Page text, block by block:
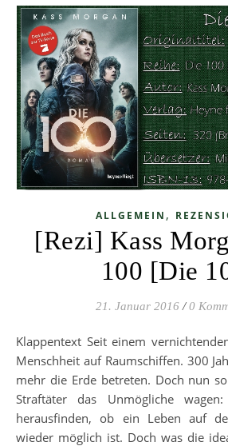
ALLGEMEIN ,
[Rezi] Kass
100 [Die
21. Januar 2016 / 0
Klappentext Seit einem vernichtenden Atomkrieg lebt die
Menschheit auf Raumschiffen. 300
mehr die Erde betreten. Doch nun
Straftäter das Unmögliche
herausfinden, ob ein Leben auf
wieder möglich ist. Doch was die